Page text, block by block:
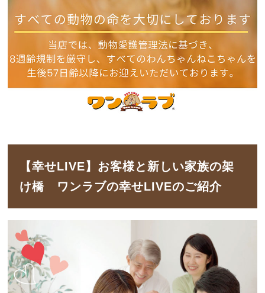
【幸せLIVE】お客様と新しい家族の架
け橋 ワンラブの幸せLIVEのご紹介